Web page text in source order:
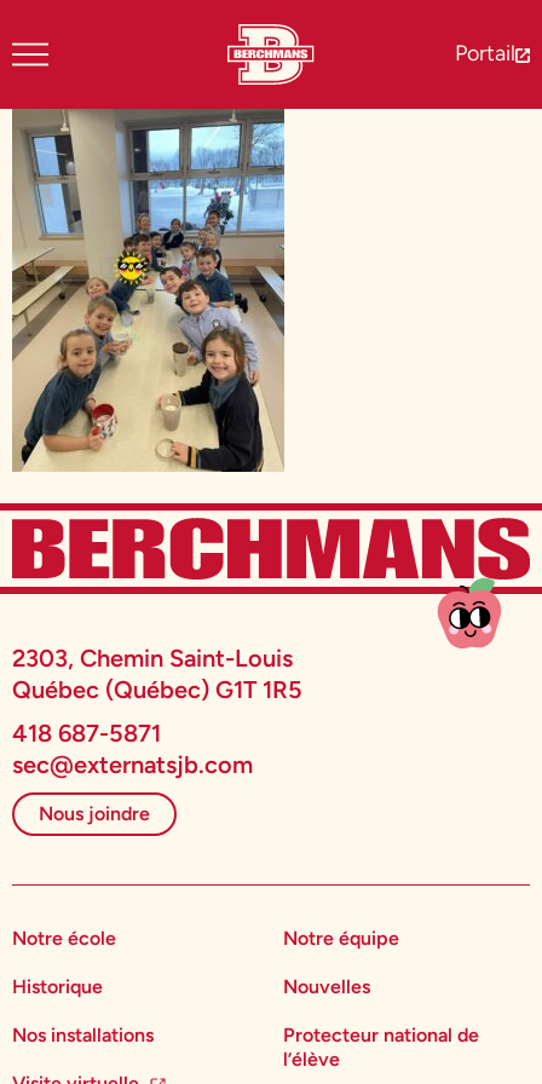
Portail
2303, Chemin Saint-Louis
Québec (Québec) G1T 1R5
418 687-5871
sec@externatsjb.com
Nous joindre
Notre école
Historique
Nos installations
Notre équipe
Nouvelles
Protecteur national de
l’élève